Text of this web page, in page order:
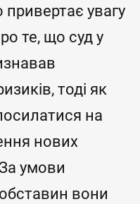
увагу
те, що суд у
тоді як
на
нових
умови
вони